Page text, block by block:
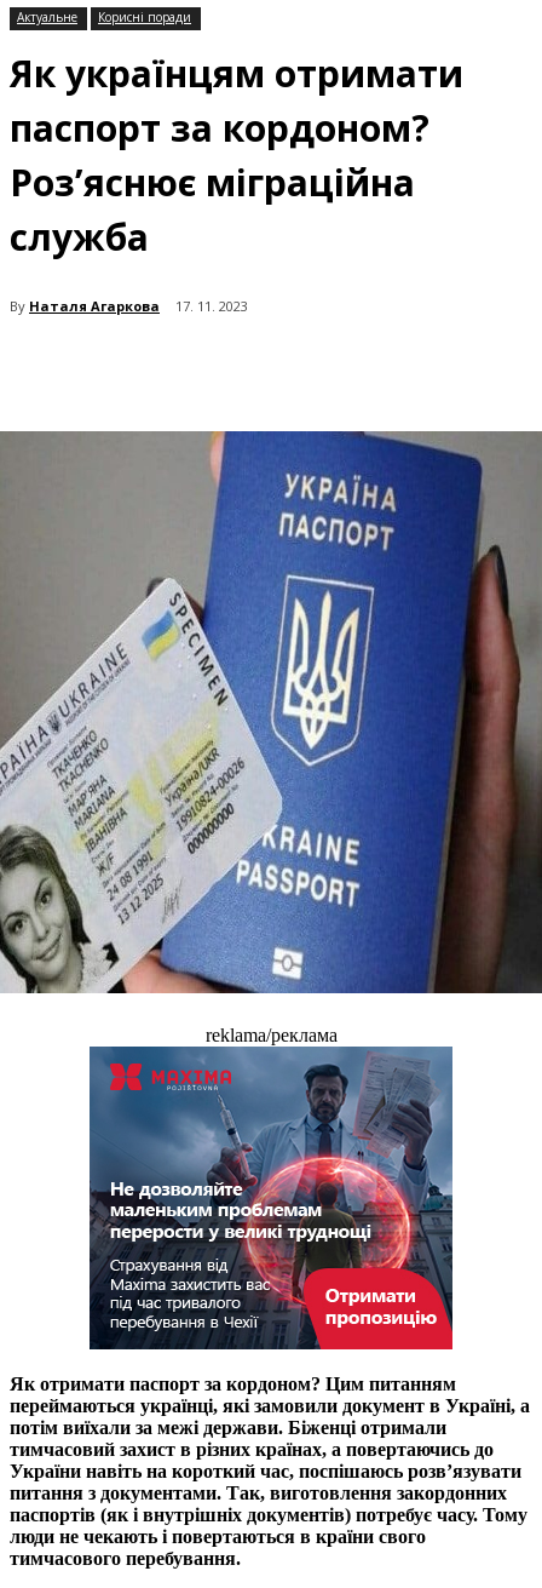
Актуальне Корисні поради
Як українцям отримати
паспорт за кордоном?
Роз’яснює міграційна
служба
By Наталя Агаркова 17. 11. 2023
reklama/реклама
Як отримати паспорт за кордоном? Цим питанням
переймаються українці, які замовили документ в Україні, а
потім виїхали за межі держави. Біженці отримали
тимчасовий захист в різних країнах, а повертаючись до
України навіть на короткий час, поспішаюсь розв’язувати
питання з документами. Так, виготовлення закордонних
паспортів (як і внутрішніх документів) потребує часу. Тому
люди не чекають і повертаються в країни свого
тимчасового перебування.